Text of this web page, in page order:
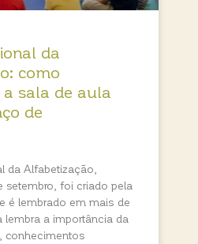
da
como
sala de aula
de
da Alfabetização,
setembro, foi criado pela
é lembrado em mais de
lembra a importância da
conhecimentos